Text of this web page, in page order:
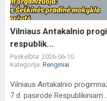
respublik...
Vilniaus Antakalnio
respublik...
Paskelbta: 2026-06-10
Kategorija: Renginiai
Vilniaus Antakalnio
7 d. pasirodė Respublikiniam...